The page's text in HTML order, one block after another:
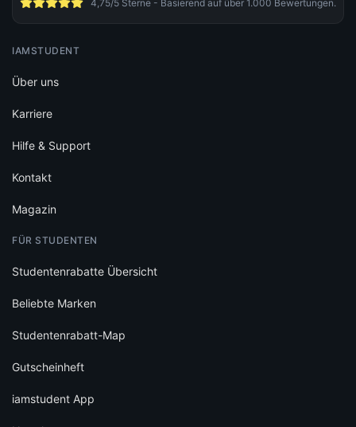
Magazin
FÜR STUDENTEN
Studentenrabatte Übersicht
Beliebte Marken
Studentenrabatt-Map
Gutscheinheft
iamstudent App
Newsletter
WEITERE SERVICES
Studentenjobs
Studentenwohnheim finden
Studium finden
Hochschulen entdecken